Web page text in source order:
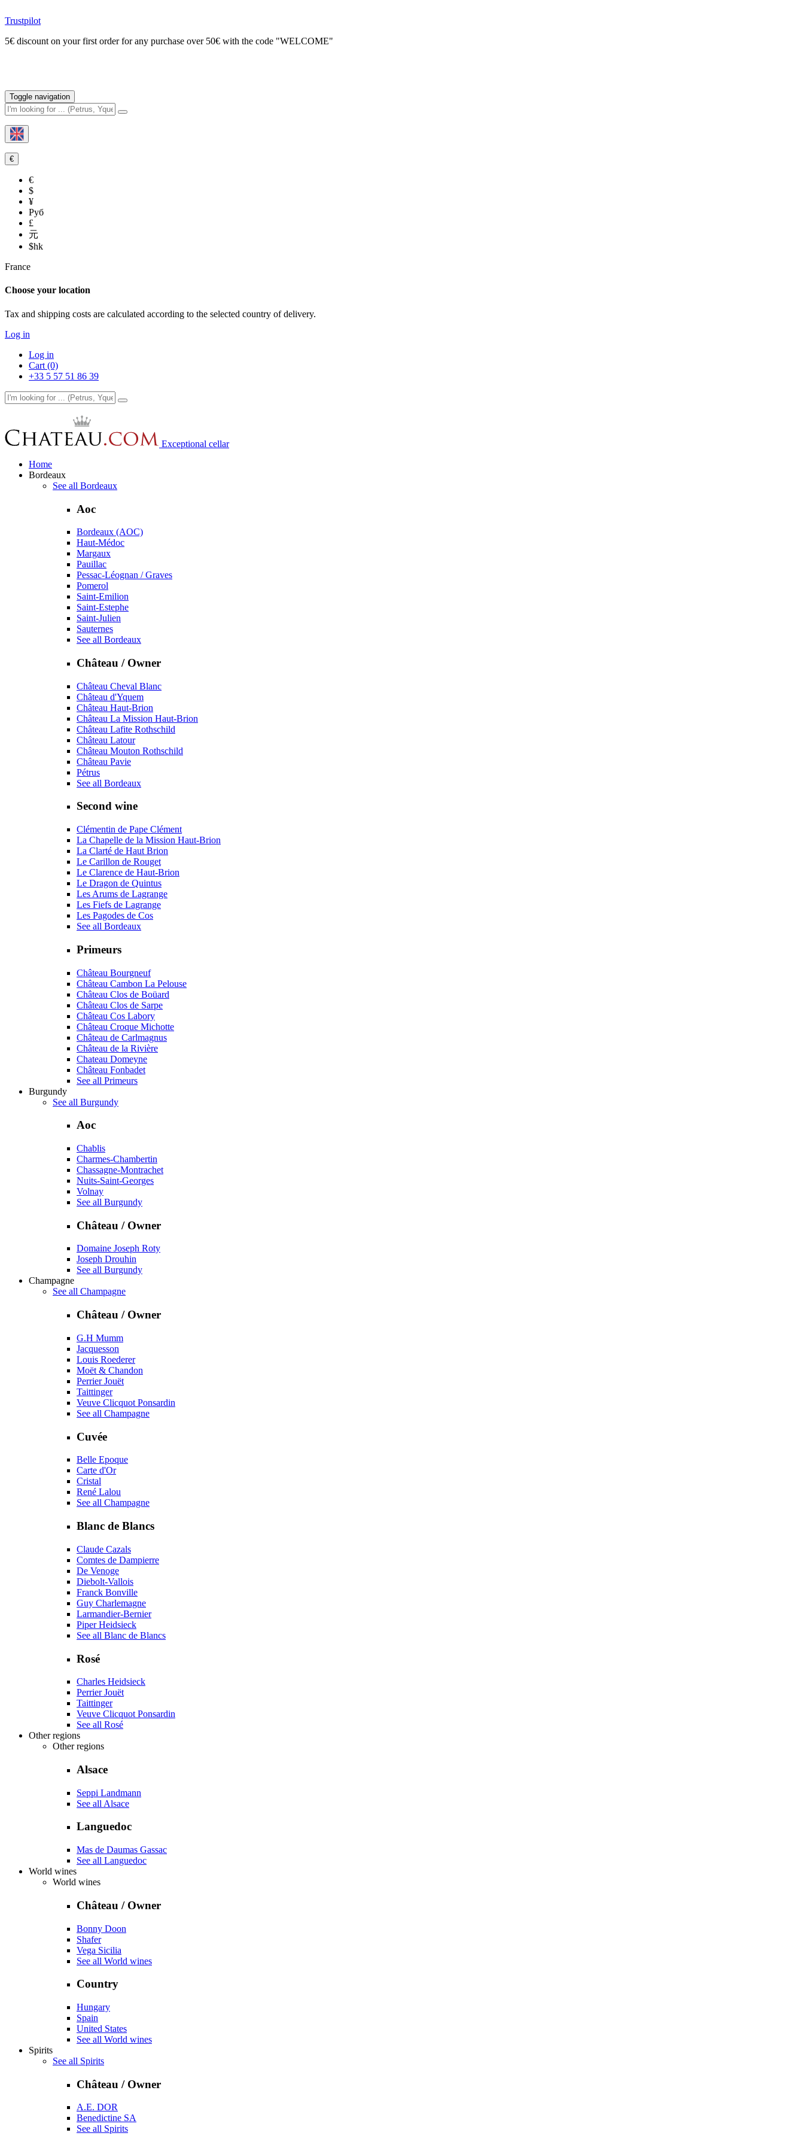
Trustpilot
5€ discount on your first order for any purchase over 50€ with the code "WELCOME"
Toggle navigation
€
€
$
¥
Руб
£
元
$hk
France
Choose your location
Tax and shipping costs are calculated according to the selected country of delivery.
Log in
Log in
Cart (0)
+33 5 57 51 86 39
Exceptional cellar
Home
Bordeaux
See all Bordeaux
Aoc
Bordeaux (AOC)
Haut-Médoc
Margaux
Pauillac
Pessac-Léognan / Graves
Pomerol
Saint-Emilion
Saint-Estephe
Saint-Julien
Sauternes
See all Bordeaux
Château / Owner
Château Cheval Blanc
Château d'Yquem
Château Haut-Brion
Château La Mission Haut-Brion
Château Lafite Rothschild
Château Latour
Château Mouton Rothschild
Château Pavie
Pétrus
See all Bordeaux
Second wine
Clémentin de Pape Clément
La Chapelle de la Mission Haut-Brion
La Clarté de Haut Brion
Le Carillon de Rouget
Le Clarence de Haut-Brion
Le Dragon de Quintus
Les Arums de Lagrange
Les Fiefs de Lagrange
Les Pagodes de Cos
See all Bordeaux
Primeurs
Château Bourgneuf
Château Cambon La Pelouse
Château Clos de Boüard
Château Clos de Sarpe
Château Cos Labory
Château Croque Michotte
Château de Carlmagnus
Château de la Rivière
Chateau Domeyne
Château Fonbadet
See all Primeurs
Burgundy
See all Burgundy
Aoc
Chablis
Charmes-Chambertin
Chassagne-Montrachet
Nuits-Saint-Georges
Volnay
See all Burgundy
Château / Owner
Domaine Joseph Roty
Joseph Drouhin
See all Burgundy
Champagne
See all Champagne
Château / Owner
G.H Mumm
Jacquesson
Louis Roederer
Moët & Chandon
Perrier Jouët
Taittinger
Veuve Clicquot Ponsardin
See all Champagne
Cuvée
Belle Epoque
Carte d'Or
Cristal
René Lalou
See all Champagne
Blanc de Blancs
Claude Cazals
Comtes de Dampierre
De Venoge
Diebolt-Vallois
Franck Bonville
Guy Charlemagne
Larmandier-Bernier
Piper Heidsieck
See all Blanc de Blancs
Rosé
Charles Heidsieck
Perrier Jouët
Taittinger
Veuve Clicquot Ponsardin
See all Rosé
Other regions
Other regions
Alsace
Seppi Landmann
See all Alsace
Languedoc
Mas de Daumas Gassac
See all Languedoc
World wines
World wines
Château / Owner
Bonny Doon
Shafer
Vega Sicilia
See all World wines
Country
Hungary
Spain
United States
See all World wines
Spirits
See all Spirits
Château / Owner
A.E. DOR
Benedictine SA
See all Spirits